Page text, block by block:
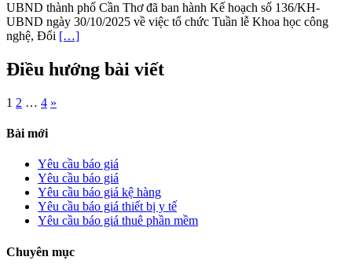
UBND thành phố Cần Thơ đã ban hành Kế hoạch số 136/KH-
UBND ngày 30/10/2025 về việc tổ chức Tuần lễ Khoa học công
nghệ, Đổi […]
Điều hướng bài viết
1 2 … 4 »
Bài mới
Yêu cầu báo giá
Yêu cầu báo giá
Yêu cầu báo giá kệ hàng
Yêu cầu báo giá thiết bị y tế
Yêu cầu báo giá thuê phần mềm
Chuyên mục